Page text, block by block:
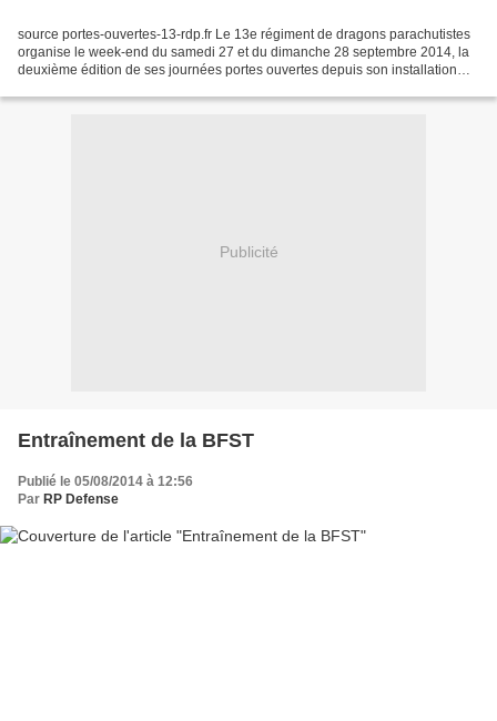
source portes-ouvertes-13-rdp.fr Le 13e régiment de dragons parachutistes
organise le week-end du samedi 27 et du dimanche 28 septembre 2014, la
deuxième édition de ses journées portes ouvertes depuis son installation
Publicité
Entraînement de la BFST
Publié le 05/08/2014 à 12:56
Par RP Defense